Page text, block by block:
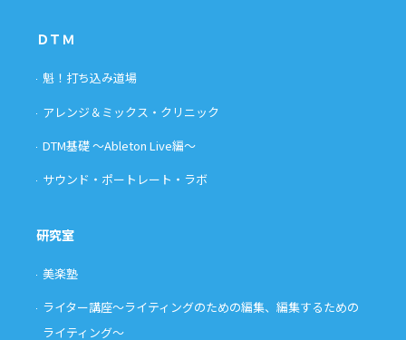
ＤＴＭ
魁！打ち込み道場
アレンジ＆ミックス・クリニック
DTM基礎 〜Ableton Live編〜
サウンド・ポートレート・ラボ
研究室
美楽塾
ライター講座〜ライティングのための編集、編集するための
ライティング〜